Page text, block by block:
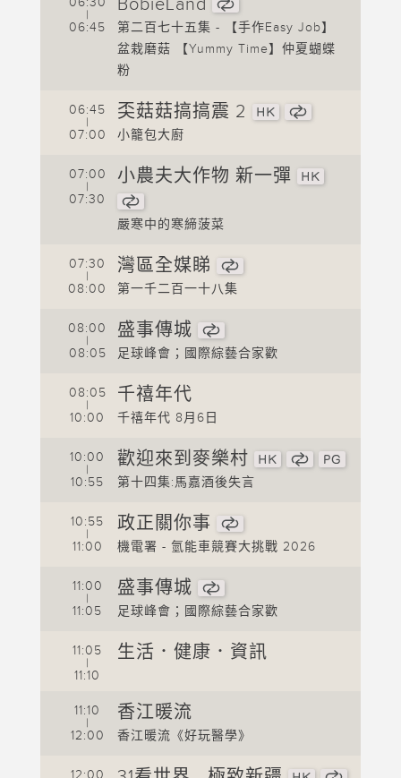
06:30
|
06:45
BobieLand
第二百七十五集 - 【手作Easy Job】
盆栽磨菇 【Yummy Time】仲夏蝴蝶
粉
06:45
|
07:00
奀菇菇搞搞震 2
小籠包大廚
07:00
|
07:30
小農夫大作物 新一彈
嚴寒中的寒締菠菜
07:30
|
08:00
灣區全媒睇
第一千二百一十八集
08:00
|
08:05
盛事傳城
足球峰會；國際綜藝合家歡
08:05
|
10:00
千禧年代
千禧年代 8月6日
10:00
|
10:55
歡迎來到麥樂村
第十四集:馬嘉酒後失言
10:55
|
11:00
政正關你事
機電署 - 氫能車競賽大挑戰 2026
11:00
|
11:05
盛事傳城
足球峰會；國際綜藝合家歡
11:05
|
11:10
生活．健康．資訊
11:10
|
12:00
香江暖流
香江暖流《好玩醫學》